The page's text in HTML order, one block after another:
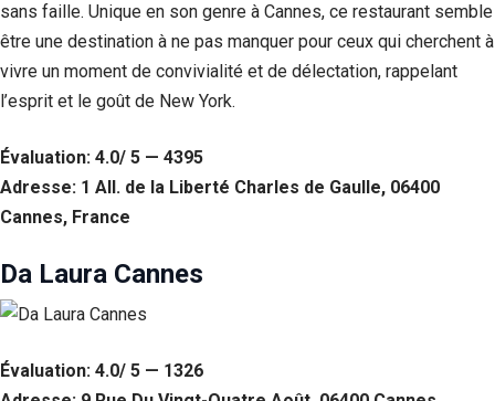
sans faille. Unique en son genre à Cannes, ce restaurant semble
être une destination à ne pas manquer pour ceux qui cherchent à
vivre un moment de convivialité et de délectation, rappelant
l’esprit et le goût de New York.
Évaluation: 4.0/ 5 — 4395
Adresse: 1 All. de la Liberté Charles de Gaulle, 06400
Cannes, France
Da Laura Cannes
Évaluation: 4.0/ 5 — 1326